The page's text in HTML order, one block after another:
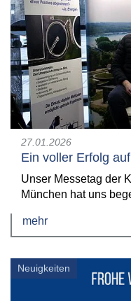
27.01.2026
Ein voller Erfolg
Unser Messetag der
München hat uns
mehr
Neuigkeiten